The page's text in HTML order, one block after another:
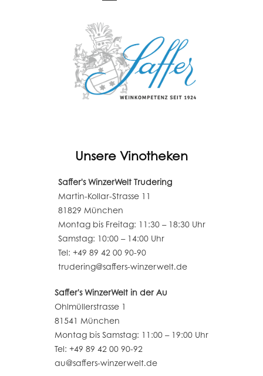
Unsere Vinotheken
Saffer's WinzerWelt Trudering
Martin-Kollar-Strasse 11
81829 München
Montag bis Freitag: 11:30 – 18:30 Uhr
Samstag: 10:00 – 14:00 Uhr
Tel: +49 89 42 00 90-90
trudering@saffers-winzerwelt.de
Saffer's WinzerWelt in der Au
Ohlmüllerstrasse 1
81541 München
Montag bis Samstag: 11:00 – 19:00 Uhr
Tel: +49 89 42 00 90-92
au@saffers-winzerwelt.de